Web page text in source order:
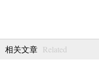
相关文章 Related